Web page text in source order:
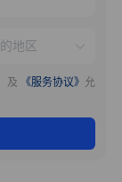
及 《服务协议》 允